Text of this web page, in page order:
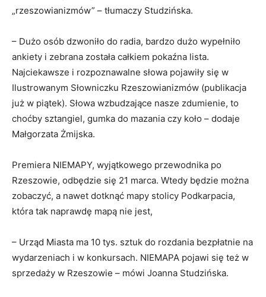
„rzeszowianizmów” – tłumaczy Studzińska.
– Dużo osób dzwoniło do radia, bardzo dużo wypełniło
ankiety i zebrana została całkiem pokaźna lista.
Najciekawsze i rozpoznawalne słowa pojawiły się w
Ilustrowanym Słowniczku Rzeszowianizmów (publikacja
już w piątek). Słowa wzbudzające nasze zdumienie, to
choćby sztangiel, gumka do mazania czy koło – dodaje
Małgorzata Żmijska.
Premiera NIEMAPY, wyjątkowego przewodnika po
Rzeszowie, odbędzie się 21 marca. Wtedy będzie można
zobaczyć, a nawet dotknąć mapy stolicy Podkarpacia,
która tak naprawdę mapą nie jest,
– Urząd Miasta ma 10 tys. sztuk do rozdania bezpłatnie na
wydarzeniach i w konkursach. NIEMAPA pojawi się też w
sprzedaży w Rzeszowie – mówi Joanna Studzińska.